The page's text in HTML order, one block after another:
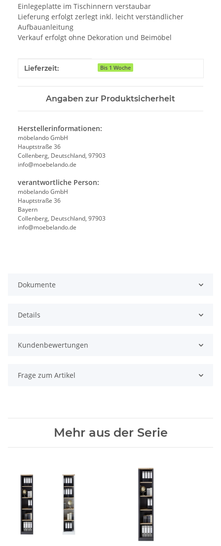
Einlegeplatte im Tischinnern verstaubar
Lieferung erfolgt zerlegt inkl. leicht verständlicher
Aufbauanleitung
Verkauf erfolgt ohne Dekoration und Beimöbel
Produkteigenschaft
Wert
Lieferzeit: Bis 1 Woche
Angaben zur Produktsicherheit
Herstellerinformationen:
möbelando GmbH
Hauptstraße 36
Collenberg, Deutschland, 97903
info@moebelando.de
verantwortliche Person:
möbelando GmbH
Hauptstraße 36
Bayern
Collenberg, Deutschland, 97903
info@moebelando.de
Dokumente
Details
Kundenbewertungen
Frage zum Artikel
Mehr aus der Serie